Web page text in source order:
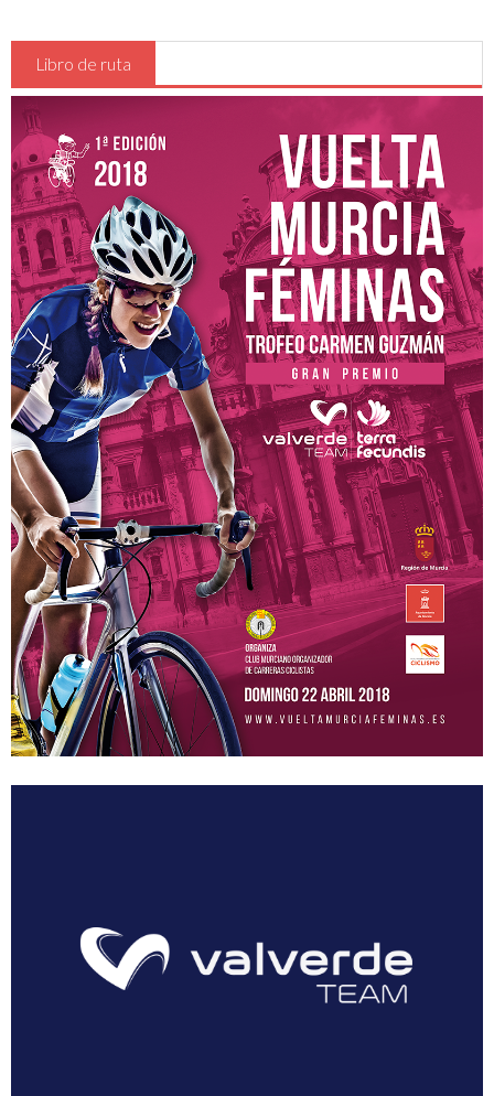
Región de Murcia
Ciudades
Murcia
Mazarrón
Lorca
Beniel
San Javier
Cartagena
El Mar Menor
Puertos de Montaña
Alto Collado Bermejo Pm 1ª cat
Alto la Zarzadilla Pm 2ª cat
Floración de Cieza
Hoteles
Contacto
Libro de ruta